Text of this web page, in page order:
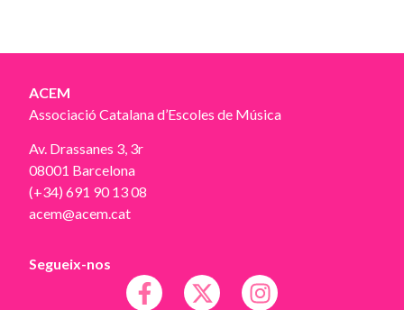
ACEM
Associació Catalana d’Escoles de Música
Av. Drassanes 3, 3r
08001 Barcelona
(+34) 691 90 13 08
acem@acem.cat
Segueix-nos